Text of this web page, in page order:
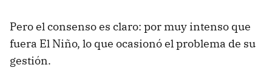
Pero el consenso es claro: por muy intenso que
fuera El Niño, lo que ocasionó el problema de su
gestión.